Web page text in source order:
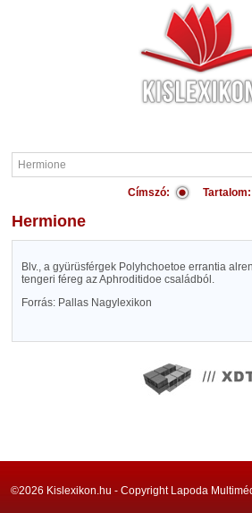
Címszó: Tartalom:
Hermione
Blv., a gyürüsférgek Polyhchoetoe errantia
tengeri féreg az Aphroditidoe családból.
Forrás: Pallas Nagylexikon
©2026 Kislexikon.hu - Copyright Lapoda